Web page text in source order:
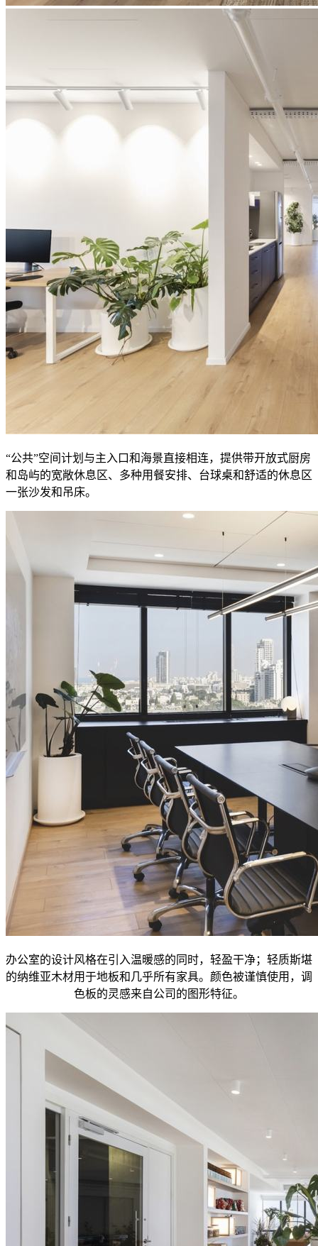
“公共”空间计划与主入口和海景直接相连，提供带开放式厨房
和岛屿的宽敞休息区、多种用餐安排、台球桌和舒适的休息区
一张沙发和吊床。
办公室的设计风格在引入温暖感的同时，轻盈干净；轻质斯堪
的纳维亚木材用于地板和几乎所有家具。颜色被谨慎使用，调
色板的灵感来自公司的图形特征。